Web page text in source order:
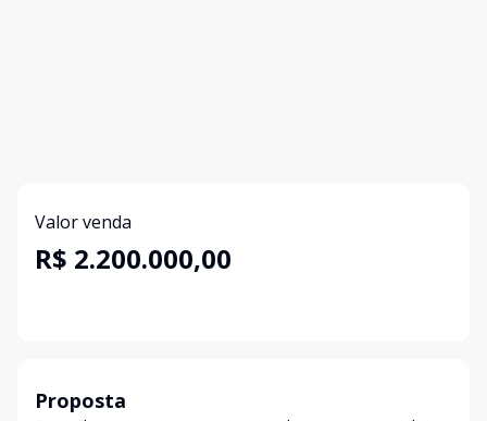
Valor venda
R$ 2.200.000,00
Proposta